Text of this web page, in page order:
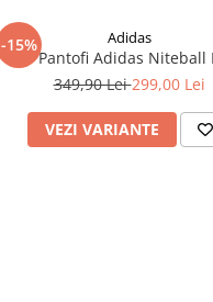
-15% Adidas
Pantofi Adidas Niteball
349,90 Lei299,00 Lei
VEZI VARIANTE